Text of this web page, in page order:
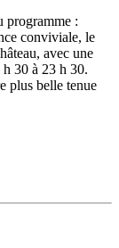
programme :
conviviale, le
avec une
30 à 23 h 30.
plus belle tenue